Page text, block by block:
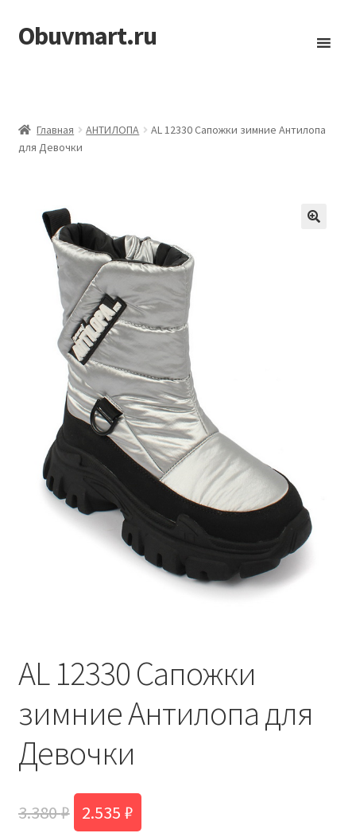
Перейти
к
Перейти
к
Obuvmart.ru
Главная АHТИЛОПА
AL 12330 Сапожки зимние Антилопа
для Девочки
AL 12330 Сапожки
зимние Антилопа для
Девочки
3.380₽ Первоначальная
2.535 ₽